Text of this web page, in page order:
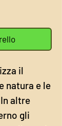
il
natura e le
altre
gli